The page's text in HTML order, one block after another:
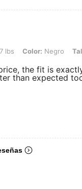
Negro, Talla: M
lbs Color: Negro
the fit is
than expected